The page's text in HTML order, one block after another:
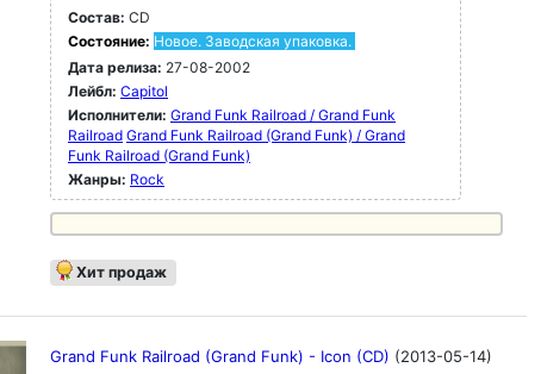
Состав: CD
Состояние: Новое. Заводская упаковка.
Дата релиза: 27-08-2002
Лейбл: Capitol
Исполнители: Grand Funk Railroad / Grand Funk
Railroad Grand Funk Railroad (Grand Funk) / Grand
Funk Railroad (Grand Funk)
Жанры: Rock
Хит продаж
Grand Funk Railroad (Grand Funk) - Icon (CD) (2013-05-14)